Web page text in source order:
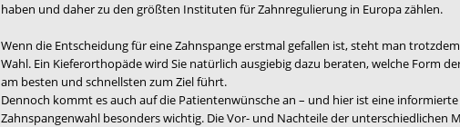
haben und daher zu den größten Instituten für Zahnregulierung in Europa zählen.
Wenn die Entscheidung für eine Zahnspange erstmal gefallen ist, steht man
Wahl. Ein Kieferorthopäde wird Sie natürlich ausgiebig dazu beraten, welche Form
am besten und schnellsten zum Ziel führt.
Dennoch kommt es auch auf die Patientenwünsche an – und hier ist eine
Zahnspangenwahl besonders wichtig. Die Vor- und Nachteile der unterschiedlichen